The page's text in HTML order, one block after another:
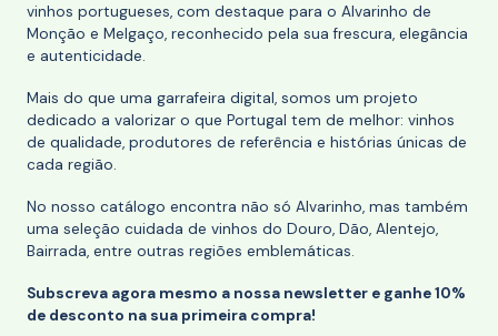
vinhos portugueses, com destaque para o Alvarinho de
Monção e Melgaço, reconhecido pela sua frescura, elegância
e autenticidade.
Mais do que uma garrafeira digital, somos um projeto
dedicado a valorizar o que Portugal tem de melhor: vinhos
de qualidade, produtores de referência e histórias únicas de
cada região.
No nosso catálogo encontra não só Alvarinho, mas também
uma seleção cuidada de vinhos do Douro, Dão, Alentejo,
Bairrada, entre outras regiões emblemáticas.
Subscreva agora mesmo a nossa newsletter e ganhe 10%
de desconto na sua primeira compra!